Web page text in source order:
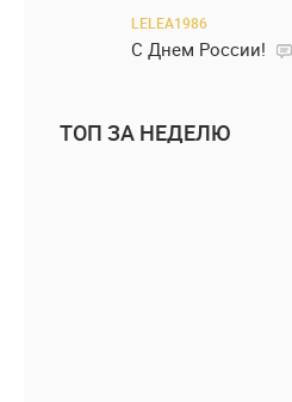
LELEA1986
С Днем России!
ТОП ЗА НЕДЕЛЮ